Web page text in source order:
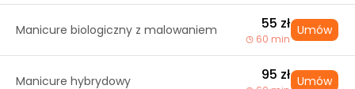
Manicure biologiczny z malowaniem 55 zł
60 min
Umów
Manicure hybrydowy 95 zł Umów